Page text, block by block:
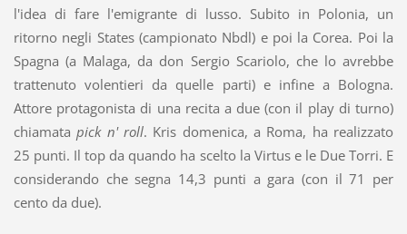
l'idea di fare l'emigrante di lusso. Subito in Polonia, un
ritorno negli States (campionato Nbdl) e poi la Corea. Poi la
Spagna (a Malaga, da don Sergio Scariolo, che lo avrebbe
trattenuto volentieri da quelle parti) e infine a Bologna.
Attore protagonista di una recita a due (con il play di turno)
chiamatapick n' roll. Kris domenica, a Roma, ha realizzato
25 punti. Il top da quando ha scelto la Virtus e le Due Torri. E
considerando che segna 14,3 punti a gara (con il 71 per
cento da due).